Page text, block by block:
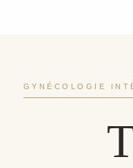
GYNÉCOLOGIE